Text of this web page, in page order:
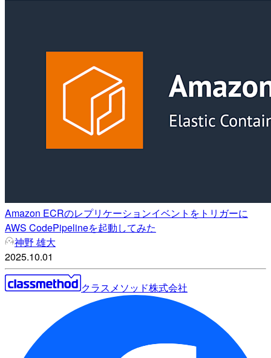
Amazon ECRのレプリケーションイベントをトリガーに
AWS CodePipelineを起動してみた
神野 雄大
2025.10.01
クラスメソッド株式会社